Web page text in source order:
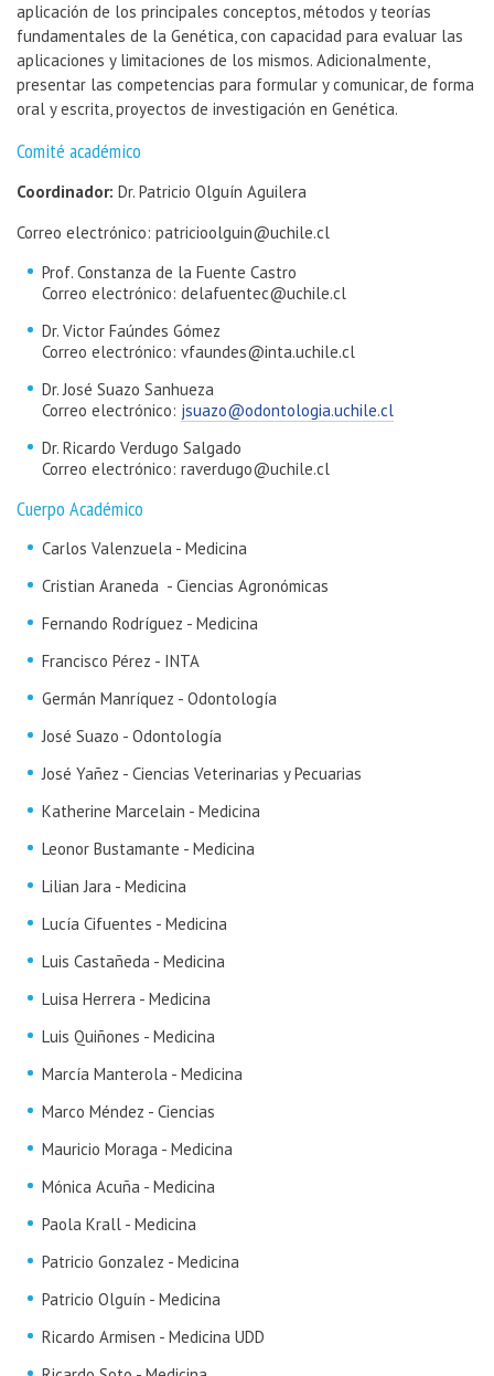
aplicación de los principales conceptos, métodos y teorías
fundamentales de la Genética, con capacidad para evaluar las
aplicaciones y limitaciones de los mismos. Adicionalmente,
presentar las competencias para formular y comunicar, de forma
oral y escrita, proyectos de investigación en Genética.
Comité académico
Coordinador: Dr. Patricio Olguín Aguilera
Correo electrónico: patricioolguin@uchile.cl
Prof. Constanza de la Fuente Castro
Correo electrónico: delafuentec@uchile.cl
Dr. Victor Faúndes Gómez
Correo electrónico: vfaundes@inta.uchile.cl
Dr. José Suazo Sanhueza
Correo electrónico: jsuazo@odontologia.uchile.cl
Dr. Ricardo Verdugo Salgado
Correo electrónico: raverdugo@uchile.cl
Cuerpo Académico
Carlos Valenzuela - Medicina
Cristian Araneda - Ciencias Agronómicas
Fernando Rodríguez - Medicina
Francisco Pérez - INTA
Germán Manríquez - Odontología
José Suazo - Odontología
José Yañez - Ciencias Veterinarias y Pecuarias
Katherine Marcelain - Medicina
Leonor Bustamante - Medicina
Lilian Jara - Medicina
Lucía Cifuentes - Medicina
Luis Castañeda - Medicina
Luisa Herrera - Medicina
Luis Quiñones - Medicina
Marcía Manterola - Medicina
Marco Méndez - Ciencias
Mauricio Moraga - Medicina
Mónica Acuña - Medicina
Paola Krall - Medicina
Patricio Gonzalez - Medicina
Patricio Olguín - Medicina
Ricardo Armisen - Medicina UDD